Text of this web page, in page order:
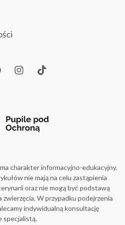
charakter informacyjno-edukacyjny.
nie mają na celu zastąpienia
oraz nie mogą być podstawą
zwierzęcia. W przypadku podejrzenia
indywidualną konsultację
specjalistą.